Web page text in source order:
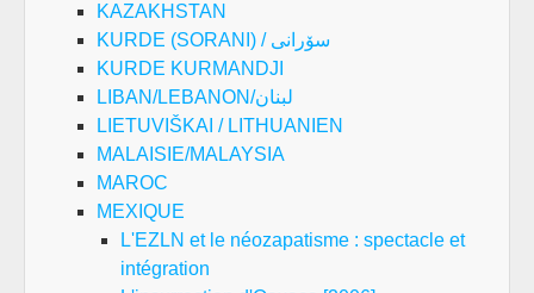
KAZAKHSTAN
KURDE (SORANI) / سۆرانی
KURDE KURMANDJI
LIBAN/LEBANON/لبنان
LIETUVIŠKAI / LITHUANIEN
MALAISIE/MALAYSIA
MAROC
MEXIQUE
L'EZLN et le néozapatisme : spectacle et
intégration